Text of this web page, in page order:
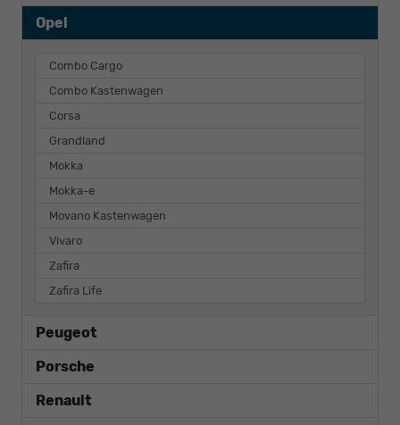
Opel
Combo Cargo
Combo Kastenwagen
Corsa
Grandland
Mokka
Mokka-e
Movano Kastenwagen
Vivaro
Zafira
Zafira Life
Peugeot
Porsche
Renault